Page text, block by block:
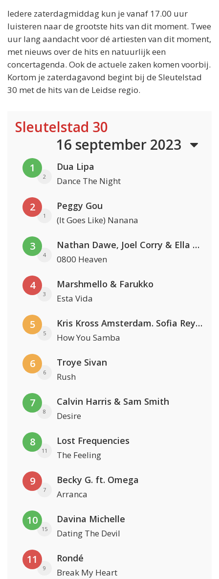
Iedere zaterdagmiddag kun je vanaf 17.00 uur
luisteren naar de grootste hits van dit moment. Twee
uur lang aandacht voor dé artiesten van dit moment,
met nieuws over de hits en natuurlijk een
concertagenda. Ook de actuele zaken komen voorbij.
Kortom je zaterdagavond begint bij de Sleutelstad
30 met de hits van de Leidse regio.
Sleutelstad 30
16 september 2023
1
2
Dua Lipa
Dance The Night
2
1
Peggy Gou
(It Goes Like) Nanana
3
4
Nathan Dawe, Joel Corry & Ella Henderson
0800 Heaven
4
3
Marshmello & Farukko
Esta Vida
5
5
Kris Kross Amsterdam. Sofia Reyes & Tinie Tempah
How You Samba
6
6
Troye Sivan
Rush
7
8
Calvin Harris & Sam Smith
Desire
8
11
Lost Frequencies
The Feeling
9
7
Becky G. ft. Omega
Arranca
10
15
Davina Michelle
Dating The Devil
11
9
Rondé
Break My Heart